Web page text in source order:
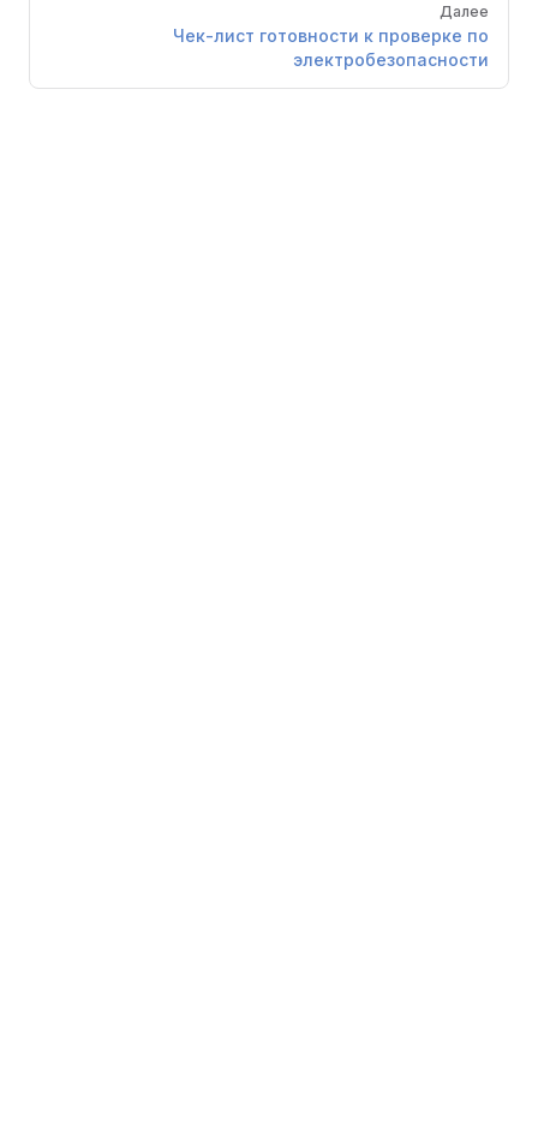
Далее
Чек-лист готовности к проверке по
электробезопасности